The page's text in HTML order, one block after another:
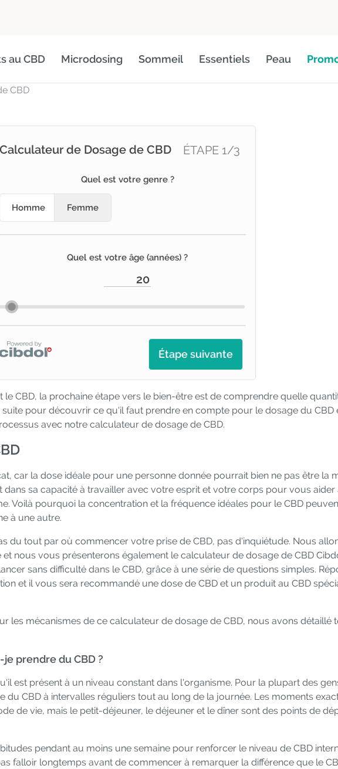
au CBD Microdosing Sommeil Essentiels Peau
CBD
Calculateur de Dosage de CBD ÉTAPE 1/3
Quel est votre genre ?
Homme Femme
Quel est votre âge (années) ?
Étape suivante
le CBD, la prochaine étape vers le bien-être est de comprendre quelle
pour découvrir ce qu'il faut prendre en compte pour le dosage du CBD
avec notre calculateur de dosage de CBD.
car la dose idéale pour une personne donnée pourrait bien ne pas être la
dans sa capacité à travailler avec votre esprit et votre corps pour vous aider
Voilà pourquoi la concentration et la fréquence idéales pour le CBD
à une autre.
du tout par où commencer votre prise de CBD, pas d'inquiétude. Nous
nous vous présenterons également le calculateur de dosage de CBD
sans difficulté dans le CBD, grâce à une série de questions simples.
et il vous sera recommandé une dose de CBD et un produit au CBD
les mécanismes de ce calculateur de dosage de CBD, nous avons détaillé
prendre du CBD ?
est présent à un niveau constant dans l'organisme. Pour la plupart des
du CBD à intervalles réguliers tout au long de la journée. Les moments
de vie, mais le petit-déjeuner, le déjeuner et le dîner sont des points de
pendant au moins une semaine pour renforcer le niveau de CBD
falloir longtemps avant de commencer à remarquer la différence que le